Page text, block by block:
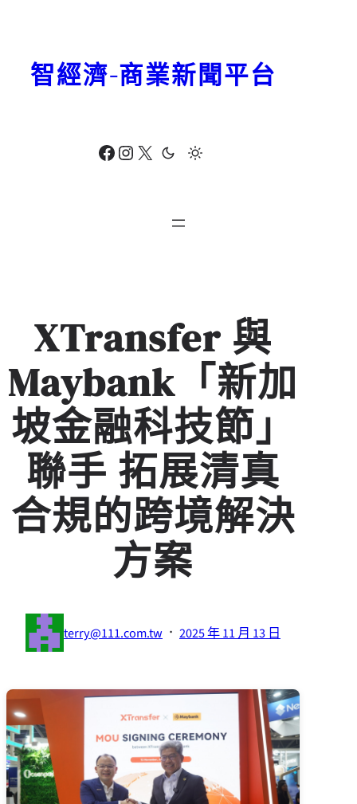
Facebook Instagram X
智經濟-商業新聞平台
XTransfer 與
Maybank「新加
坡金融科技節」
聯手 拓展清真
合規的跨境解決
方案
terry@111.com.tw · 2025 年 11 月 13 日